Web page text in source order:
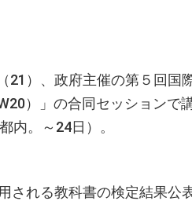
）、政府主催の第５回国
）」の合同セッションで講
内。～24日）。
れる教科書の検定結果公表